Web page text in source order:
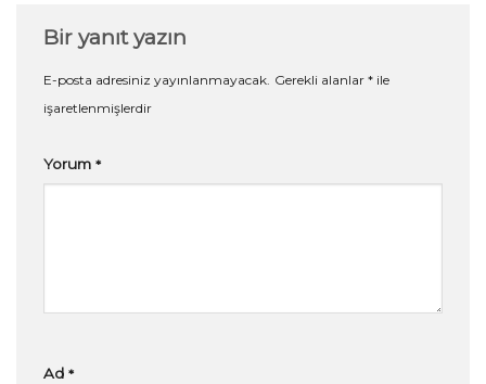
Bir yanıt yazın
E-posta adresiniz yayınlanmayacak. Gerekli alanlar * ile
işaretlenmişlerdir
Yorum *
Ad *